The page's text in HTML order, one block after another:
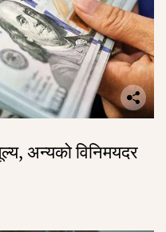
अन्यको विनिमयदर